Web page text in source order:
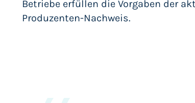
Betriebe erfüllen die Vorgaben der
Produzenten-Nachweis.